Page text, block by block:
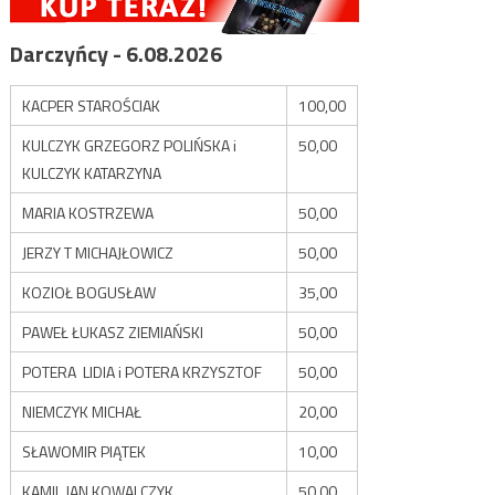
Darczyńcy - 6.08.2026
KACPER STAROŚCIAK
100,00
KULCZYK GRZEGORZ POLIŃSKA i
KULCZYK KATARZYNA
50,00
MARIA KOSTRZEWA
50,00
JERZY T MICHAJŁOWICZ
50,00
KOZIOŁ BOGUSŁAW
35,00
PAWEŁ ŁUKASZ ZIEMIAŃSKI
50,00
POTERA LIDIA i POTERA KRZYSZTOF
50,00
NIEMCZYK MICHAŁ
20,00
SŁAWOMIR PIĄTEK
10,00